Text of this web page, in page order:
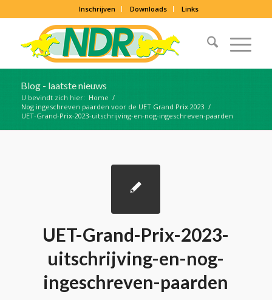
Inschrijven Downloads Links
Blog - laatste nieuws
U bevindt zich hier: Home /
Nog ingeschreven paarden voor de UET Grand Prix 2023 /
UET-Grand-Prix-2023-uitschrijving-en-nog-ingeschreven-paarden
UET-Grand-Prix-2023-
uitschrijving-en-nog-
ingeschreven-paarden